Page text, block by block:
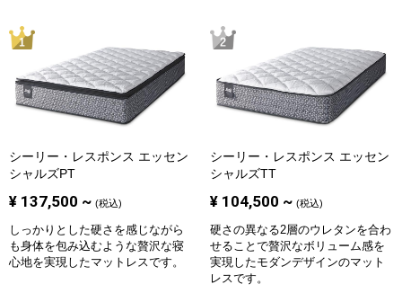
シーリー・レスポンス エッセン
シャルズPT
¥ 137,500 ~ (税込)
しっかりとした硬さを感じながら
も身体を包み込むような贅沢な寝
心地を実現したマットレスです。
シーリー・レスポンス エッセン
シャルズTT
¥ 104,500 ~ (税込)
硬さの異なる2層のウレタンを合わ
せることで贅沢なボリューム感を
実現したモダンデザインのマット
レスです。